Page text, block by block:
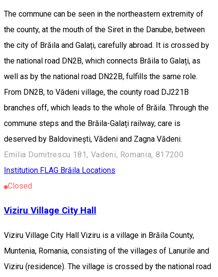
The commune can be seen in the northeastern extremity of
the county, at the mouth of the Siret in the Danube, between
the city of Brăila and Galați, carefully abroad. It is crossed by
the national road DN2B, which connects Brăila to Galați, as
well as by the national road DN22B, fulfills the same role.
From DN2B, to Vădeni village, the county road DJ221B
branches off, which leads to the whole of Brăila. Through the
commune steps and the Brăila-Galați railway, care is
deserved by Baldovinești, Vădeni and Zagna Vădeni.
Emilia Dumitrescu 181, Vadeni, Romania, 817200
Institution FLAG Brăila Locations
Closed
Viziru Village City Hall
Viziru Village City Hall Viziru is a village in Brăila County,
Muntenia, Romania, consisting of the villages of Lanurile and
Viziru (residence). The village is crossed by the national road